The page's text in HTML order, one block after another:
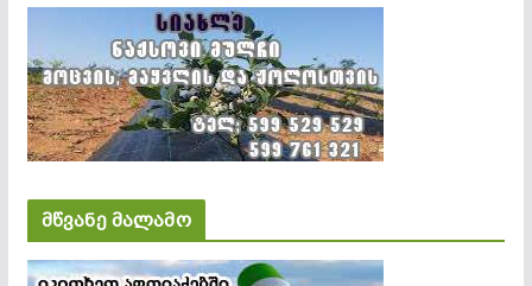
მწვანე მალამო